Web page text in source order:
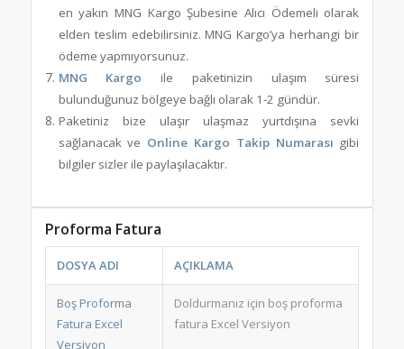
en yakın MNG Kargo Şubesine Alıcı Ödemeli olarak
elden teslim edebilirsiniz. MNG Kargo’ya herhangi bir
ödeme yapmıyorsunuz.
MNG Kargo ile paketinizin ulaşım süresi
bulunduğunuz bölgeye bağlı olarak 1-2 gündür.
Paketiniz bize ulaşır ulaşmaz yurtdışına sevki
sağlanacak ve Online Kargo Takip Numarası gibi
bilgiler sizler ile paylaşılacaktır.
Proforma Fatura
DOSYA ADI AÇIKLAMA
Boş Proforma
Fatura Excel
Versiyon
Doldurmanız için boş proforma
fatura Excel Versiyon